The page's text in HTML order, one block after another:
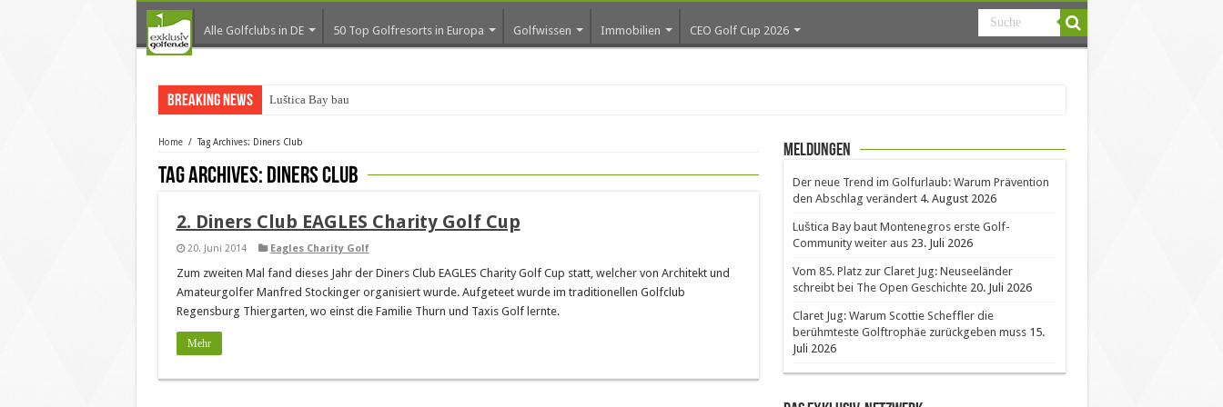
Alle Golfclubs in DE 50 Top Golfresorts in Europa Golfwissen Immobilien CEO Golf Cup 2026
Breaking News Luštica Bay baut Monten
Home / Tag Archives: Diners Club
Tag Archives: Diners Club
2. Diners Club EAGLES Charity Golf Cup
20. Juni 2014 Eagles Charity Golf
Zum zweiten Mal fand dieses Jahr der Diners Club EAGLES Charity Golf Cup statt, welcher von Architekt und
Amateurgolfer Manfred Stockinger organisiert wurde. Aufgeteet wurde im traditionellen Golfclub
Regensburg Thiergarten, wo einst die Familie Thurn und Taxis Golf lernte.
Mehr
Meldungen
Der neue Trend im Golfurlaub: Warum Prävention
den Abschlag verändert 4. August 2026
Luštica Bay baut Montenegros erste Golf-
Community weiter aus 23. Juli 2026
Vom 85. Platz zur Claret Jug: Neuseeländer
schreibt bei The Open Geschichte 20. Juli 2026
Claret Jug: Warum Scottie Scheffler die
berühmteste Golftrophäe zurückgeben muss 15.
Juli 2026